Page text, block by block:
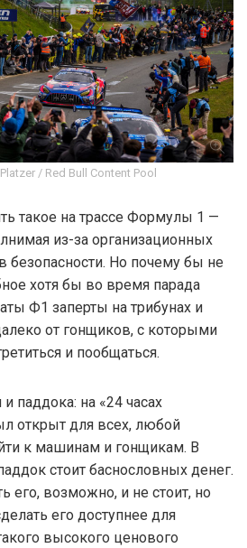
/ Red Bull Content Pool
такое на трассе Формулы 1 —
из-за организационных
безопасности. Но почему бы не
хотя бы во время парада
Ф1 заперты на трибунах и
от гонщиков, с которыми
и пообщаться.
паддока: на «24 часах
открыт для всех, любой
к машинам и гонщикам. В
стоит баснословных денег.
его, возможно, и не стоит, но
его доступнее для
высокого ценового